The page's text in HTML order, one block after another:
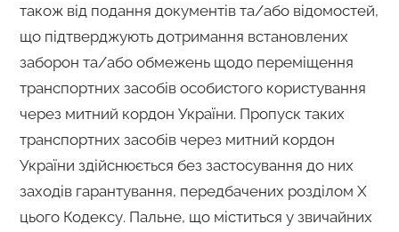
також від подання документів та/або відомостей,
що підтверджують дотримання встановлених
заборон та/або обмежень щодо переміщення
транспортних засобів особистого користування
через митний кордон України. Пропуск таких
транспортних засобів через митний кордон
України здійснюється без застосування до них
заходів гарантування, передбачених розділом Х
цього Кодексу. Пальне, що міститься у звичайних